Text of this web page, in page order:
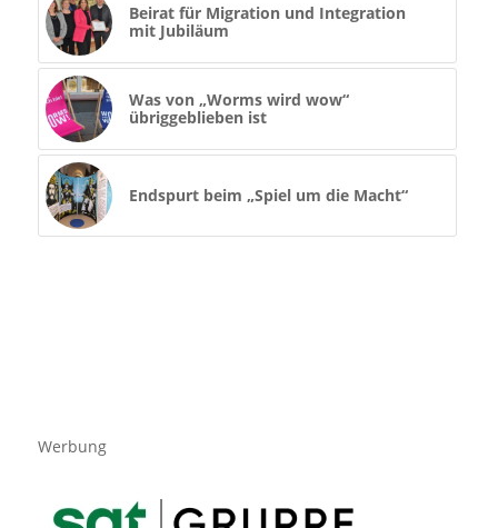
Beirat für Migration und Integration
mit Jubiläum
Was von „Worms wird wow“
übriggeblieben ist
Endspurt beim „Spiel um die Macht“
Werbung